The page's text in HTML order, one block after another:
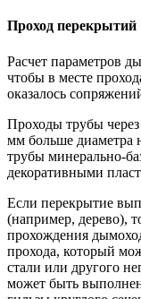
Проход перекрытий
Расчет параметров
чтобы в месте
оказалось
Проходы трубы
мм больше диаметра
трубы минерально-
декоративными
Если перекрытие
(например, дерево),
прохождения
прохода, который
стали или другого
может быть